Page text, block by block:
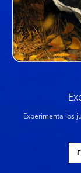
Experimenta los